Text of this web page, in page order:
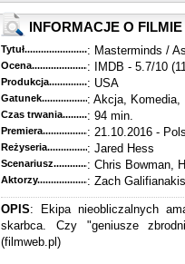
INFORMACJE O FILMIE
Tytuł............................................
: Masterminds /
Ocena.............................................
: IMDB - 5.7/10
Produkcja.........................................
: USA
Gatunek...........................................
: Akcja, Komedia,
Czas trwania......................................
: 94 min.
Premiera..........................................
: 21.10.2016 -
Reżyseria........................................
: Jared Hess
Scenariusz........................................
: Chris Bowman,
Aktorzy...........................................
: Zach
OPIS: Ekipa nieobliczalnych
skarbca. Czy "geniusze
(filmweb.pl)